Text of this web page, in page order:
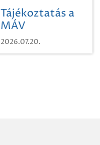
Tájékoztatás a
MÁV
Pályaműködtetési
Zrt. Területi
2026.07.20.